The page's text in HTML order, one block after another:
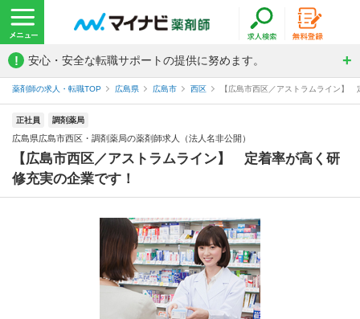
! 安心・安全な転職サポートの提供に努めます。
薬剤師の求人・転職TOP 広島県 広島市 西区 【広島市西区／アストラムライン】
正社員 調剤薬局
広島県広島市西区・調剤薬局の薬剤師求人（法人名非公開）
【広島市西区／アストラムライン】 定着率が高く研
修充実の企業です！